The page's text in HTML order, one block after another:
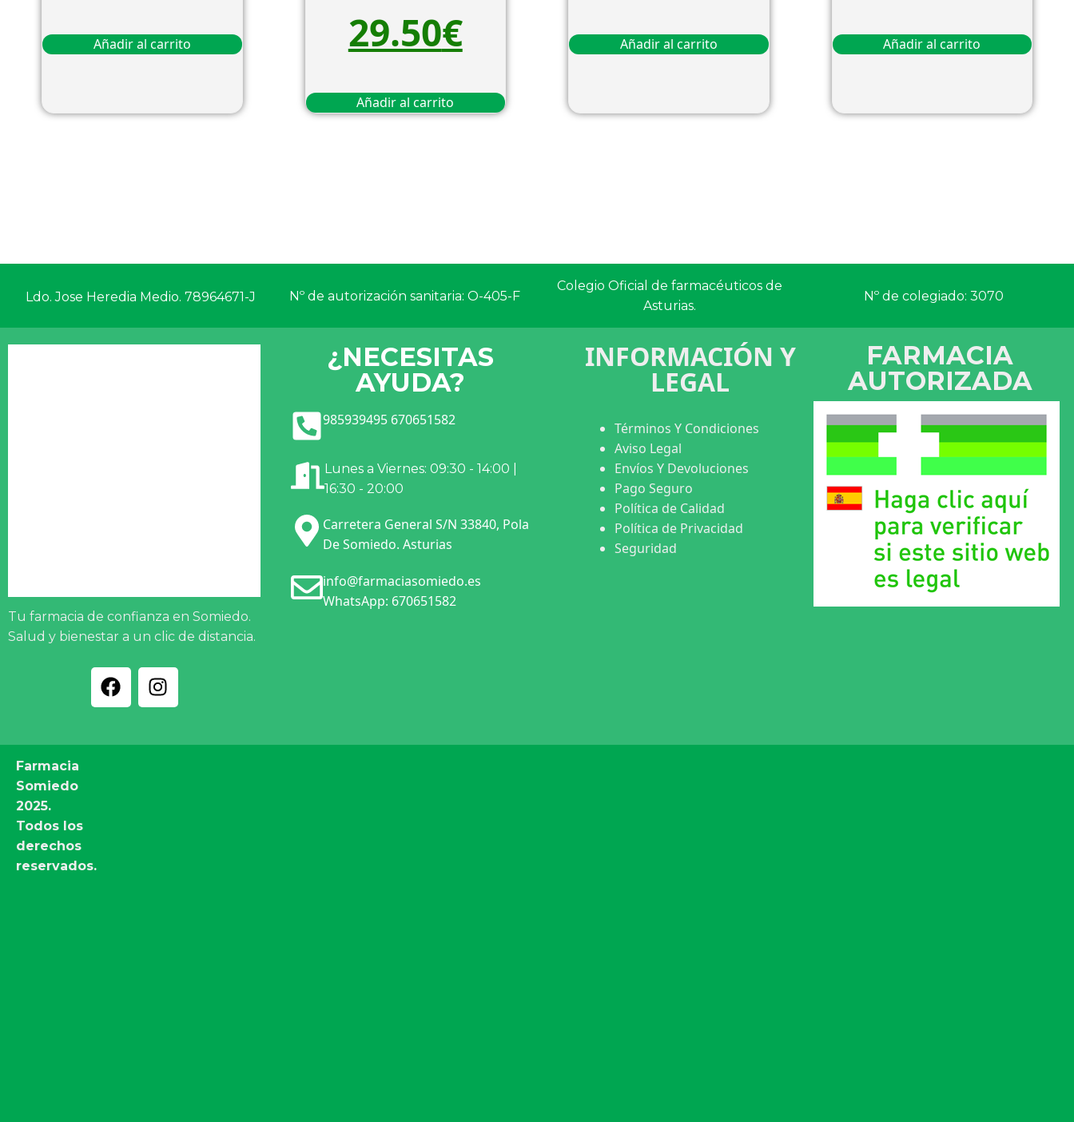
Añadir al carrito
29.50€
Añadir al carrito
Añadir al carrito Añadir al carrito
Ldo. Jose Heredia Medio. 78964671-J Nº de autorización sanitaria: O-405-F
Colegio Oficial de farmacéuticos de
Asturias.
Nº de colegiado: 3070
Tu farmacia de confianza en Somiedo.
Salud y bienestar a un clic de distancia.
¿NECESITAS
AYUDA?
985939495 670651582
Lunes a Viernes: 09:30 - 14:00 |
16:30 - 20:00
Carretera General S/N 33840, Pola
De Somiedo. Asturias
info@farmaciasomiedo.es
WhatsApp: 670651582
INFORMACIÓN Y
LEGAL
Términos Y Condiciones
Aviso Legal
Envíos Y Devoluciones
Pago Seguro
Política de Calidad
Política de Privacidad
Seguridad
FARMACIA
AUTORIZADA
Farmacia
Somiedo
2025.
Todos los
derechos
reservados.